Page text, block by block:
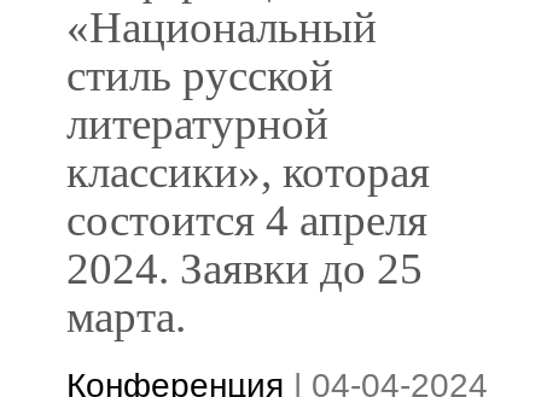
«Национальный
стиль русской
литературной
классики», которая
состоится 4 апреля
2024. Заявки до 25
марта.
Конференция | 04-04-2024